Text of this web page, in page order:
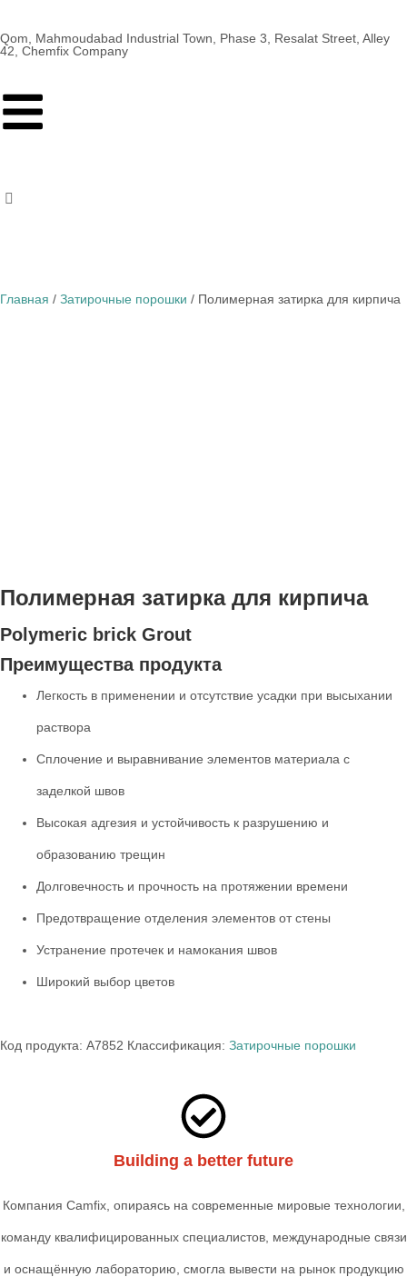
Qom, Mahmoudabad Industrial Town, Phase 3, Resalat Street, Alley
42, Chemfix Company
Главная / Затирочные порошки / Полимерная затирка для кирпича
Полимерная затирка для кирпича
Polymeric brick Grout
Преимущества продукта
Легкость в применении и отсутствие усадки при высыхании
раствора
Сплочение и выравнивание элементов материала с
заделкой швов
Высокая адгезия и устойчивость к разрушению и
образованию трещин
Долговечность и прочность на протяжении времени
Предотвращение отделения элементов от стены
Устранение протечек и намокания швов
Широкий выбор цветов
Код продукта: A7852 Классификация: Затирочные порошки
Building a better future
Компания Camfix, опираясь на современные мировые технологии,
команду квалифицированных специалистов, международные связи
и оснащённую лабораторию, смогла вывести на рынок продукцию